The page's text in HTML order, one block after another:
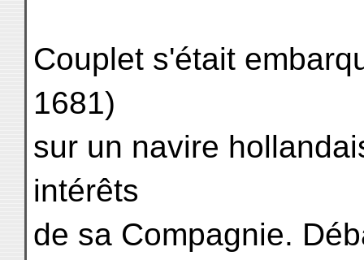
Couplet s'était
1681)
sur un navire
intérêts
de sa Compagnie.